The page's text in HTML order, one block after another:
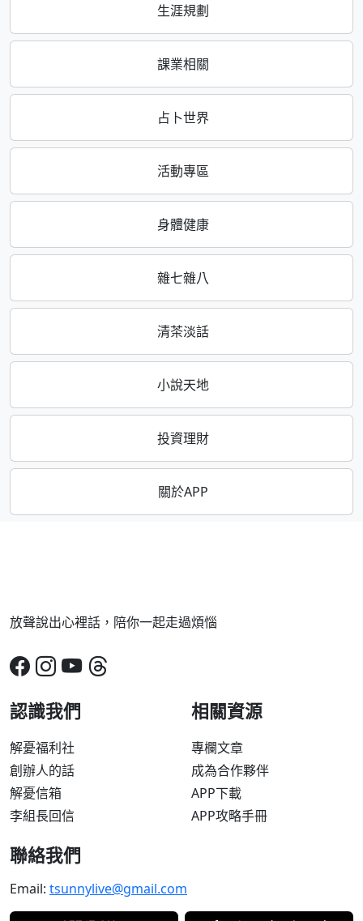
生涯規劃
課業相關
占卜世界
活動專區
身體健康
雜七雜八
清茶淡話
小說天地
投資理財
關於APP
放聲說出心裡話，陪你一起走過煩惱
認識我們
解憂福利社
創辦人的話
解憂信箱
李組長回信
相關資源
專欄文章
成為合作夥伴
APP下載
APP攻略手冊
聯絡我們
Email: tsunnylive@gmail.com